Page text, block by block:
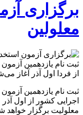
برگزاری
معلولین
ثبت نام یازدهمین
از فردا اول آذر آغاز
ثبت نام یازدهمین
معلولیت برگزار خواهد